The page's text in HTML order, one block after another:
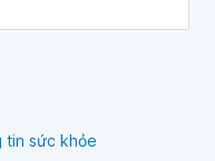
tin sức khỏe